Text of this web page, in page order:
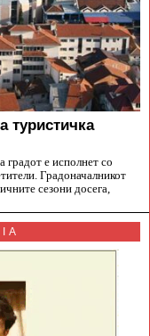
туристичка
градот е исполнет со
Градоначалникот
сезони досега,